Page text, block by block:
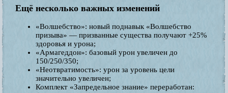
Ещё несколько важных изменений
«Волшебство»: новый поднавык «Волшебство
призыва» — призванные существа получают +25%
здоровья и урона;
«Армагеддон»: базовый урон увеличен до
150/250/350;
«Неотвратимость»: урон за уровень цели
значительно увеличен;
Комплект «Запредельное знание» переработан: